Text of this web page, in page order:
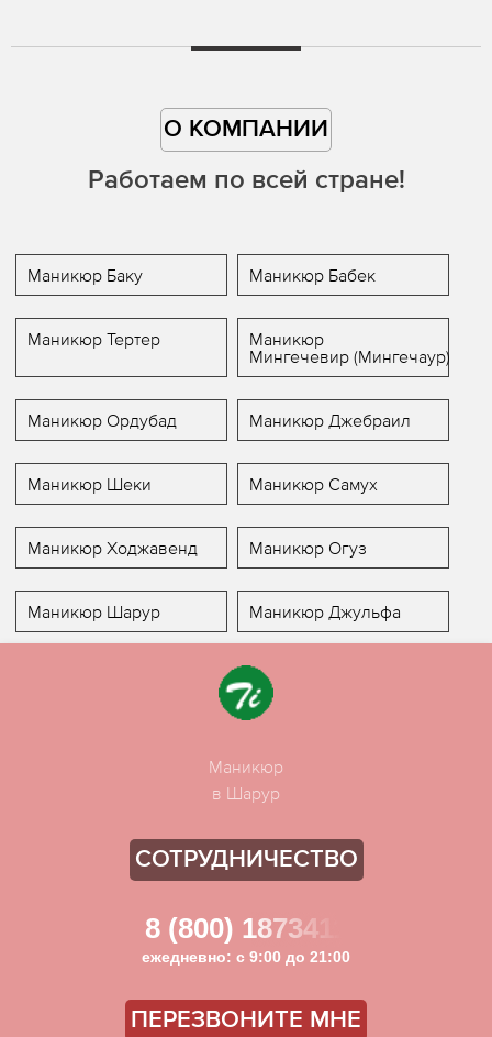
О КОМПАНИИ
Работаем по всей стране!
Маникюр Баку Маникюр Бабек
Маникюр Тертер
Маникюр
Мингечевир (Мингечаур)
Маникюр Ордубад Маникюр Джебраил
Маникюр Шеки Маникюр Самух
Маникюр Ходжавенд Маникюр Огуз
Маникюр Шарур Маникюр Джульфа
Маникюр
в Шарур
СОТРУДНИЧЕСТВО
8 (800) 1873411
ежедневно: с 9:00 до 21:00
ПЕРЕЗВОНИТЕ МНЕ